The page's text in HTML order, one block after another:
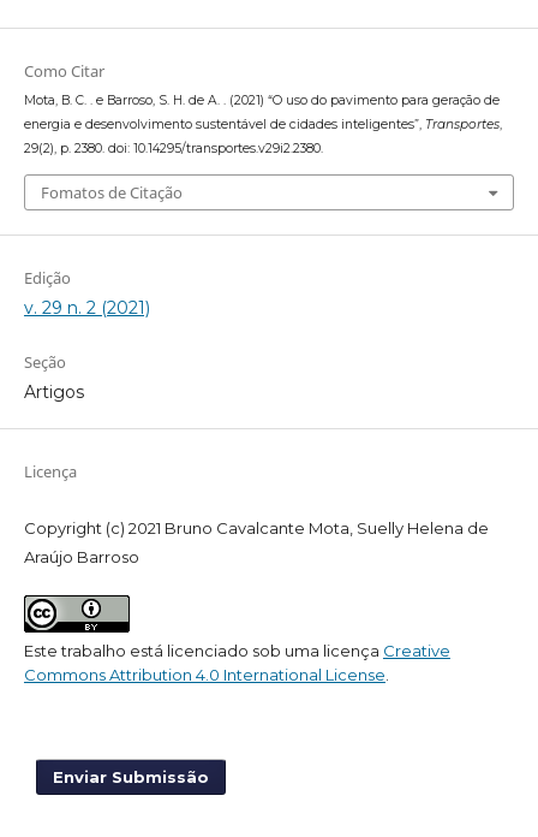
Como Citar
Mota, B. C. . e Barroso, S. H. de A. . (2021) “O uso do pavimento para geração de
energia e desenvolvimento sustentável de cidades inteligentes”, Transportes,
29(2), p. 2380. doi: 10.14295/transportes.v29i2.2380.
Fomatos de Citação
Edição
v. 29 n. 2 (2021)
Seção
Artigos
Licença
Copyright (c) 2021 Bruno Cavalcante Mota, Suelly Helena de
Araújo Barroso
Este trabalho está licenciado sob uma licença Creative
Commons Attribution 4.0 International License
Enviar Submissão